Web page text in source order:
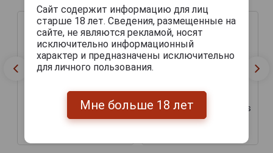
Сигары Davidoff Winston
Сигары Davidoff Primeros
Nicaragua
Сайт содержит информацию для лиц
старше 18 лет. Сведения, размещенные на
сайте, не являются рекламой, носят
исключительно информационный
характер и предназначены исключительно
для личного пользования.
Мне больше 18 лет